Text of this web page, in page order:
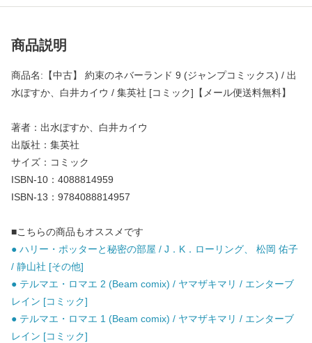
商品説明
商品名:【中古】 約束のネバーランド 9 (ジャンプコミックス) / 出
水ぽすか、白井カイウ / 集英社 [コミック]【メール便送料無料】
著者：出水ぽすか、白井カイウ
出版社：集英社
サイズ：コミック
ISBN-10：4088814959
ISBN-13：9784088814957
■こちらの商品もオススメです
● ハリー・ポッターと秘密の部屋 / J．K．ローリング、 松岡 佑子
/ 静山社 [その他]
● テルマエ・ロマエ 2 (Beam comix) / ヤマザキマリ / エンターブ
レイン [コミック]
● テルマエ・ロマエ 1 (Beam comix) / ヤマザキマリ / エンターブ
レイン [コミック]